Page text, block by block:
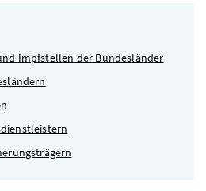
Impfstellen der Bundesländer